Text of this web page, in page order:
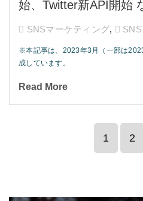
始、Twitter新API開始
SNSマーケティング,
※本記事は、2023年3月（一部は
成しています。
Read More
1 2